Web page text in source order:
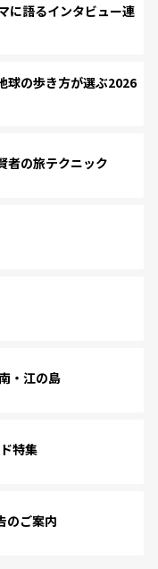
に語るインタビュー連
球の歩き方が選ぶ2026
者の旅テクニック
・江の島
特集
のご案内